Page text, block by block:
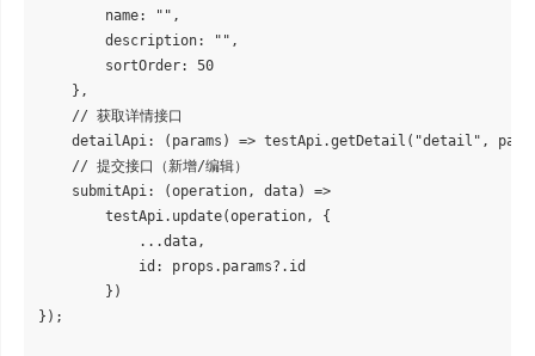
        name: "",
        description: "",
        sortOrder: 50
    },
    // 获取详情接口
detailApi: (params) => testApi.getDetail("detail",
    // 提交接口（新增/编辑）
    submitApi: (operation, data) =>
        testApi.update(operation, {
            ...data,
            id: props.params?.id
        })
});